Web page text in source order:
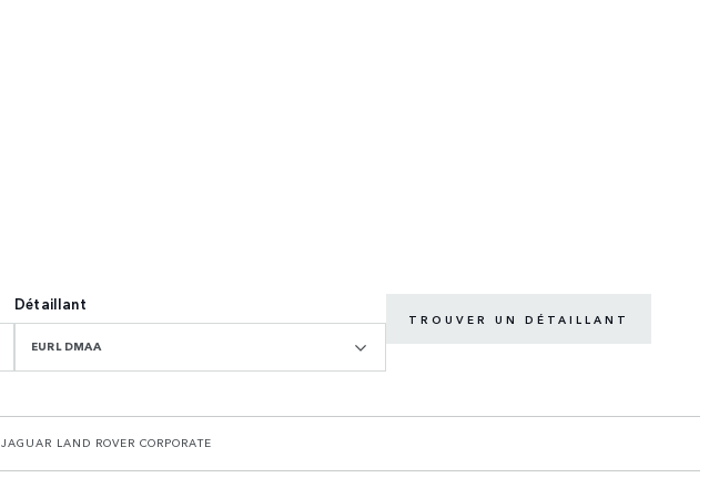
Détaillant
EURL DMAA
TROUVER UN DÉTAILLANT
JAGUAR LAND ROVER CORPORATE